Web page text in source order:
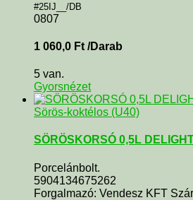
#25IJ__/DB
0807
1 060,0 Ft /Darab
5 van.
Gyorsnézet
Sörös-koktélos (U40)
SÖRÖSKORSÓ 0,5L
Porcelánbolt.
5904134675262
Forgalmazó: Vendesz KFT